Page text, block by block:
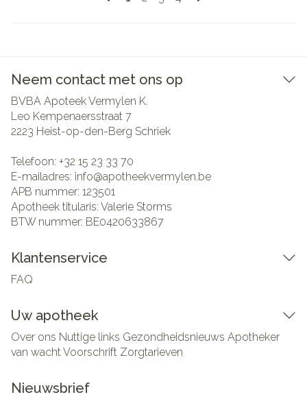
Neem contact met ons op
BVBA Apoteek Vermylen K.
Leo Kempenaersstraat 7
2223 Heist-op-den-Berg Schriek
Telefoon: +32 15 23 33 70
E-mailadres: info@apotheekvermylen.be
APB nummer: 123501
Apotheek titularis: Valerie Storms
BTW nummer: BE0420633867
Klantenservice
FAQ
Uw apotheek
Over ons Nuttige links Gezondheidsnieuws Apotheker
van wachtVoorschrift Zorgtarieven
Nieuwsbrief